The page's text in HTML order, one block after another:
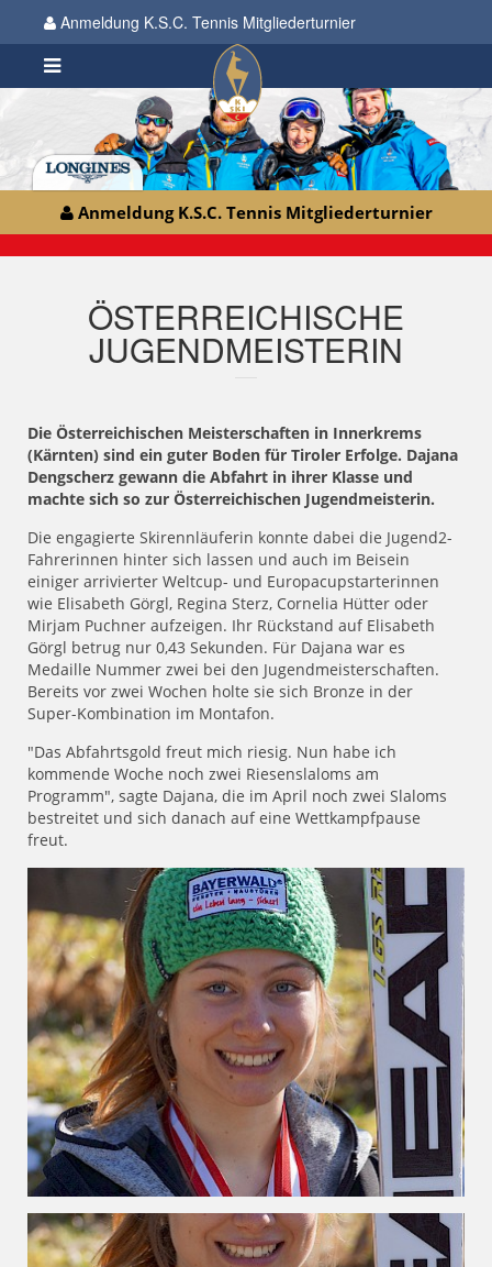
Anmeldung K.S.C. Tennis Mitgliederturnier
Anmeldung K.S.C. Tennis Mitgliederturnier
ÖSTERREICHISCHE
JUGENDMEISTERIN
Die Österreichischen Meisterschaften in Innerkrems
(Kärnten) sind ein guter Boden für Tiroler Erfolge. Dajana
Dengscherz gewann die Abfahrt in ihrer Klasse und
machte sich so zur Österreichischen Jugendmeisterin.
Die engagierte Skirennläuferin konnte dabei die Jugend2-
Fahrerinnen hinter sich lassen und auch im Beisein
einiger arrivierter Weltcup- und Europacupstarterinnen
wie Elisabeth Görgl, Regina Sterz, Cornelia Hütter oder
Mirjam Puchner aufzeigen. Ihr Rückstand auf Elisabeth
Görgl betrug nur 0,43 Sekunden. Für Dajana war es
Medaille Nummer zwei bei den Jugendmeisterschaften.
Bereits vor zwei Wochen holte sie sich Bronze in der
Super-Kombination im Montafon.
"Das Abfahrtsgold freut mich riesig. Nun habe ich
kommende Woche noch zwei Riesenslaloms am
Programm", sagte Dajana, die im April noch zwei Slaloms
bestreitet und sich danach auf eine Wettkampfpause
freut.